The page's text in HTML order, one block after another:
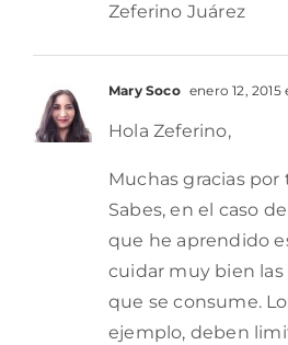
Zeferino Juárez
Mary Soco enero 12, 2015
Hola Zeferino,
Muchas gracias
Sabes, en el caso
que he aprendido
cuidar muy bien
que se consume.
ejemplo, deben